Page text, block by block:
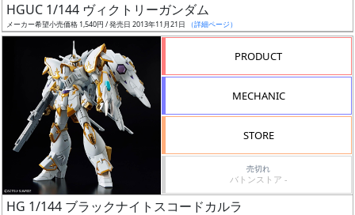
舗
最
安
HGUC 1/144 ヴィクトリーガンダム
メーカー希望小売価格 1,540円 / 発売日 2013年11月21日 （詳細ページ）
PRODUCT
MECHANIC
STORE
売切れ
バトンストア -
HG 1/144 ブラックナイトスコードカルラ